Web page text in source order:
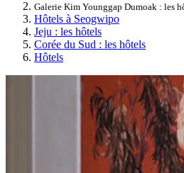
Galerie Kim Younggap Dumoak : les
Hôtels à Seogwipo
Jeju : les hôtels
Corée du Sud : les hôtels
Hôtels